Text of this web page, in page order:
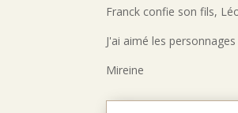
Franck confie son fils,
J'ai aimé les
Mireine